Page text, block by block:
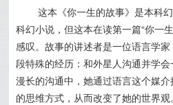
这本《你一生的故事》是本科
科幻小说，但这本在读第一篇“你一
感叹。故事的讲述者是一位语言学
段特殊的经历：和外星人沟通并学
漫长的沟通中，她通过语言这个媒
的思维方式，从而改变了她的世界